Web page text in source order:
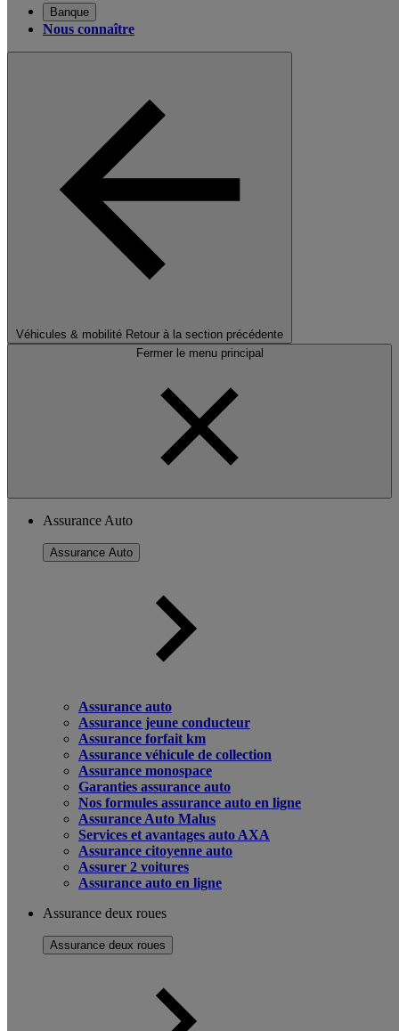
Banque
Nous connaître
Véhicules & mobilité Retour à la section précédente
Fermer le menu principal
Assurance Auto
Assurance Auto
Assurance auto
Assurance jeune conducteur
Assurance forfait km
Assurance véhicule de collection
Assurance monospace
Garanties assurance auto
Nos formules assurance auto en ligne
Assurance Auto Malus
Services et avantages auto AXA
Assurance citoyenne auto
Assurer 2 voitures
Assurance auto en ligne
Assurance deux roues
Assurance deux roues